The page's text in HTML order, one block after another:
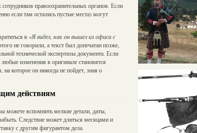
правоохранительных органов. Если
если там остались пустые места) могут
в «Я видел, как он вышел из офиса с
не говорили, а текст был допечатан позже,
технической экспертизы документа. Если
изменения в оригинале становятся
которое он никогда не пойдет, зная о
действиям
можете вспомнить мелкие детали, даты,
Следствие может длиться месяцами и
с другим фигурантом дела.